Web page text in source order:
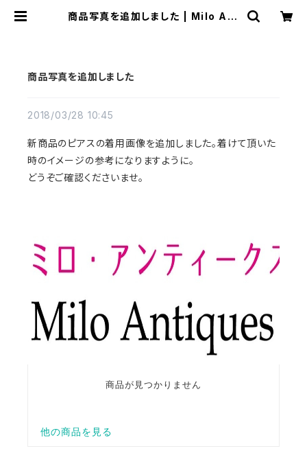
商品写真を追加しました | Milo Ant
商品写真を追加しました
2018/03/28 10:45
新商品のピアスの着用画像を追加しました。着けて頂いた
時のイメージの参考になりますように。
どうぞご確認くださいませ。